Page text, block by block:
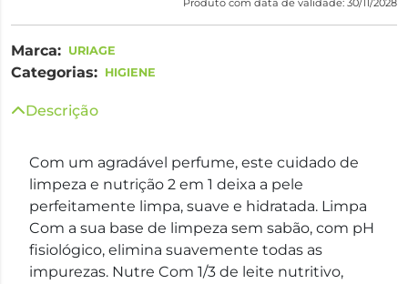
Produto com data de validade: 30/11/2028
Marca: URIAGE
Categorias: HIGIENE
Descrição
Com um agradável perfume, este cuidado de
limpeza e nutrição 2 em 1 deixa a pele
perfeitamente limpa, suave e hidratada. Limpa
Com a sua base de limpeza sem sabão, com pH
fisiológico, elimina suavemente todas as
impurezas. Nutre Com 1/3 de leite nutritivo,